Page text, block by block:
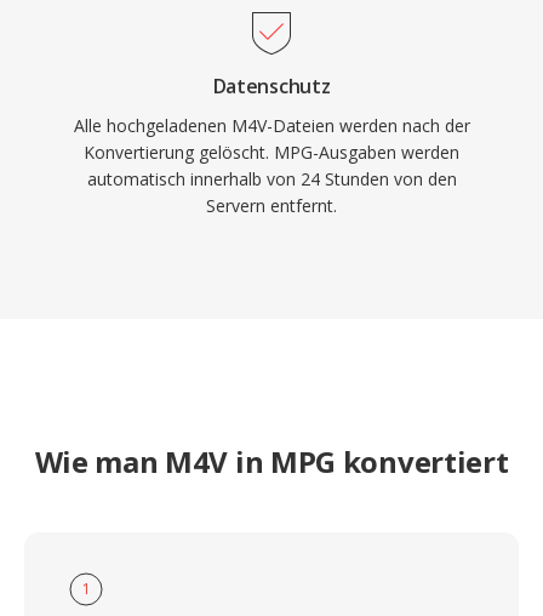
Datenschutz
Alle hochgeladenen M4V-Dateien werden nach der
Konvertierung gelöscht. MPG-Ausgaben werden
automatisch innerhalb von 24 Stunden von den
Servern entfernt.
Wie man M4V in MPG konvertiert
1